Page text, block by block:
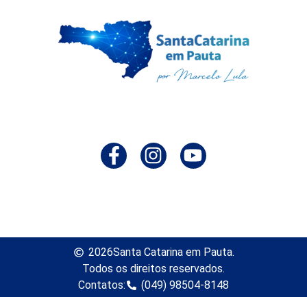
2026Santa Catarina em Pauta.
Todos os direitos reservados.
Contatos:
(049) 98504-8148